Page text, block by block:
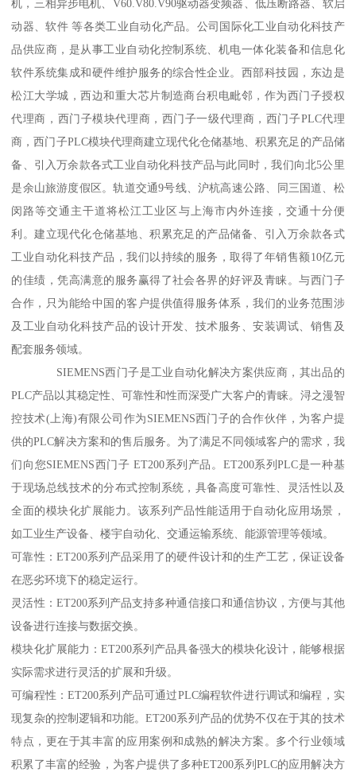
机，三相异步电机、V60.V80.V90驱动器变频器、低压断路器、软启
动器、软件 等各类工业自动化产品。公司国际化工业自动化科技产
品供应商，是从事工业自动化控制系统、机电一体化装备和信息化
软件系统集成和硬件维护服务的综合性企业。西部科技园，东边是
松江大学城，西边和重大芯片制造商台积电毗邻，作为西门子授权
代理商，西门子模块代理商，西门子一级代理商，西门子PLC代理
商，西门子PLC模块代理商建立现代化仓储基地、积累充足的产品储
备、引入万余款各式工业自动化科技产品与此同时，我们向北5公里
是余山旅游度假区。轨道交通9号线、沪杭高速公路、同三国道、松
闵路等交通主干道将松江工业区与上海市内外连接，交通十分便
利。建立现代化仓储基地、积累充足的产品储备、引入万余款各式
工业自动化科技产品，我们以持续的服务，取得了年销售额10亿元
的佳绩，凭高满意的服务赢得了社会各界的好评及青睐。与西门子
合作，只为能给中国的客户提供值得服务体系，我们的业务范围涉
及工业自动化科技产品的设计开发、技术服务、安装调试、销售及
配套服务领域。
SIEMENS西门子是工业自动化解决方案供应商，其出品的
PLC产品以其稳定性、可靠性和性而深受广大客户的青睐。浔之漫智
控技术(上海)有限公司作为SIEMENS西门子的合作伙伴，为客户提
供的PLC解决方案和的售后服务。为了满足不同领域客户的需求，我
们向您SIEMENS西门子 ET200系列产品。ET200系列PLC是一种基
于现场总线技术的分布式控制系统，具备高度可靠性、灵活性以及
全面的模块化扩展能力。该系列产品性能适用于自动化应用场景，
如工业生产设备、楼宇自动化、交通运输系统、能源管理等领域。
可靠性：ET200系列产品采用了的硬件设计和的生产工艺，保证设备
在恶劣环境下的稳定运行。
灵活性：ET200系列产品支持多种通信接口和通信协议，方便与其他
设备进行连接与数据交换。
模块化扩展能力：ET200系列产品具备强大的模块化设计，能够根据
实际需求进行灵活的扩展和升级。
可编程性：ET200系列产品可通过PLC编程软件进行调试和编程，实
现复杂的控制逻辑和功能。ET200系列产品的优势不仅在于其的技术
特点，更在于其丰富的应用案例和成熟的解决方案。多个行业领域
积累了丰富的经验，为客户提供了多种ET200系列PLC的应用解决方